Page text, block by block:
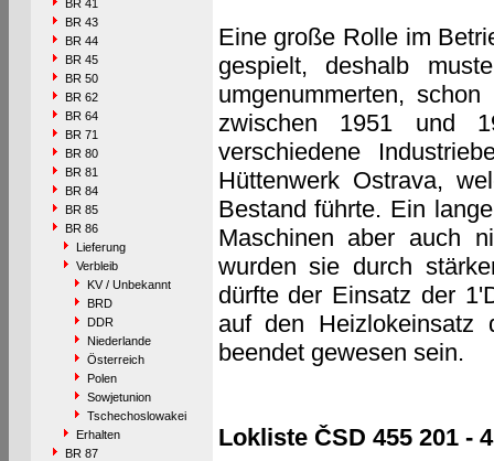
BR 41
BR 43
BR 44
BR 45
BR 50
BR 62
BR 64
BR 71
BR 80
BR 81
BR 84
BR 85
BR 86
Lieferung
Verbleib
KV / Unbekannt
BRD
DDR
Niederlande
Österreich
Polen
Sowjetunion
Tschechoslowakei
Erhalten
BR 87
Eine große Rolle im
gespielt, deshalb
umgenummerten,
zwischen 1951 und
verschiedene
Hüttenwerk Ostrava,
Bestand führte. Ein
Maschinen aber auch
wurden sie durch
dürfte der Einsatz der
auf den
beendet gewesen sein.
Lokliste ČSD 455 201 -